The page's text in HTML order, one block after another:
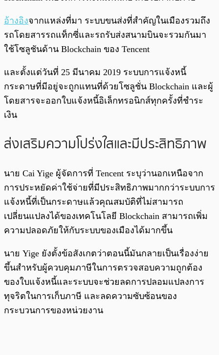
อ้างอิงจากแหล่งที่มา ระบบขนส่งที่สำคัญในเมืองรวมถึง
รถโดยสารรถแท็กซี่และรถรับส่งสนามบินจะรวมกันมา
ใช้โซลูชันด้าน Blockchain ของ Tencent
และตั้งแต่วันที่ 25 มีนาคม 2019 ระบบการแจ้งหนี้
กระดาษที่มีอยู่จะถูกแทนที่ด้วยโซลูชั่น Blockchain และผู้
โดยสารจะออกใบแจ้งหนี้อิเล็กทรอนิกส์ทุกครั้งที่ชำระ
เงิน
ส่งเสริมความโปร่งใสและมีประสิทธิภาพ
นาย Cai Yige ผู้จัดการที่ Tencent ระบุว่านอกเหนือจาก
การประหยัดค่าใช้จ่ายที่มีประสิทธิภาพมากกว่าระบบการ
แจ้งหนี้ที่เป็นกระดาษแล้วคุณสมบัติที่ไม่สามารถ
เปลี่ยนแปลงได้ของเทคโนโลยี Blockchain สามารถเพิ่ม
ความปลอดภัยให้กับระบบของเมืองได้มากขึ้น
นาย Yige ยังตั้งข้อสังเกตว่าตอนนี้มันกลายเป็นเรื่องง่าย
ขึ้นสำหรับผู้ควบคุมภาษีในการตรวจสอบความถูกต้อง
ของใบแจ้งหนี้และระบบจะช่วยลดการปลอมแปลงการ
ทุจริตในการเก็บภาษี และลดความซับซ้อนของ
กระบวนการของหน่วยงาน